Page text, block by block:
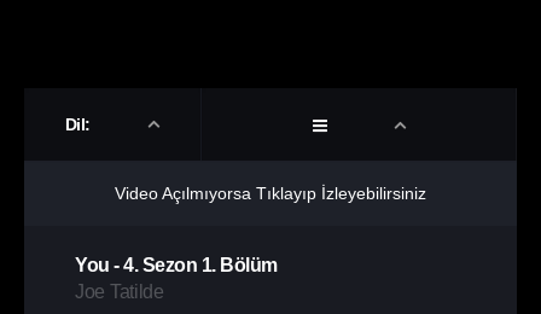
Dil:
Video Açılmıyorsa Tıklayıp İzleyebilirsiniz
You -4. Sezon 1. Bölüm
Joe Tatilde